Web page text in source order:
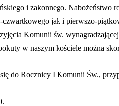
i zakonnego. Nabożeństwo
czwartkowego jak i pierwszo-
Komunii św. wynagradzającej
w naszym kościele można
do Rocznicy I Komunii Św.,